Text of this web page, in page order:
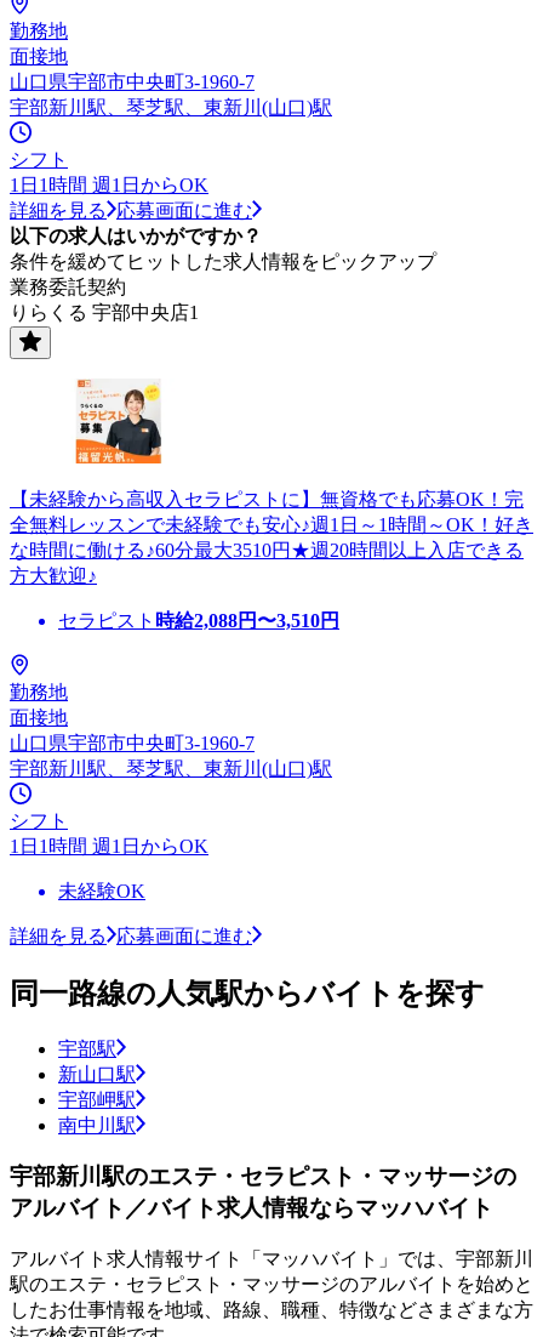
勤務地
面接地
山口県宇部市中央町3-1960-7
宇部新川駅、琴芝駅、東新川(山口)駅
シフト
1日1時間 週1日からOK
詳細を見る
応募画面に進む
以下の求人はいかがですか？
条件を緩めてヒットした求人情報をピックアップ
業務委託契約
りらくる 宇部中央店1
【未経験から高収入セラピストに】無資格でも応募OK！完
全無料レッスンで未経験でも安心♪週1日～1時間～OK！好き
な時間に働ける♪60分最大3510円★週20時間以上入店できる
方大歓迎♪
セラピスト 時給2,088円〜3,510円
勤務地
面接地
山口県宇部市中央町3-1960-7
宇部新川駅、琴芝駅、東新川(山口)駅
シフト
1日1時間 週1日からOK
未経験OK
詳細を見る 応募画面に進む
同一路線の人気駅からバイトを探す
宇部駅
新山口駅
宇部岬駅
南中川駅
宇部新川駅のエステ・セラピスト・マッサージの
アルバイト／バイト求人情報ならマッハバイト
アルバイト求人情報サイト「マッハバイト」では、宇部新川
駅のエステ・セラピスト・マッサージのアルバイトを始めと
したお仕事情報を地域、路線、職種、特徴などさまざまな方